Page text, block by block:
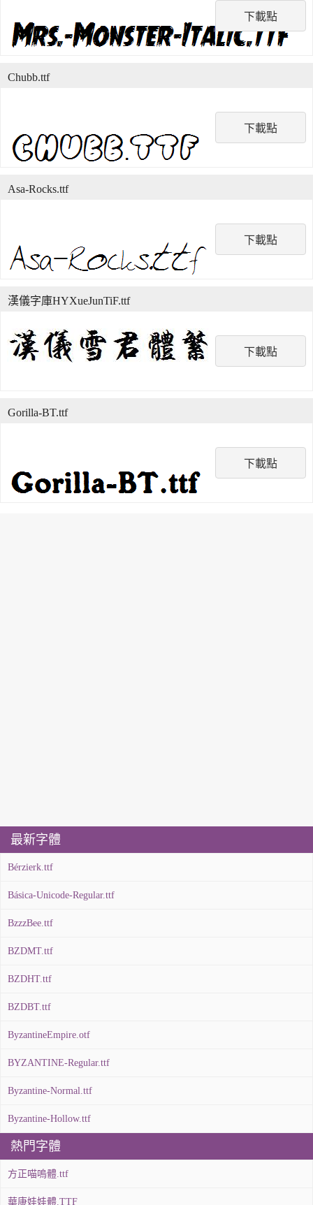
下載點
下載點
Chubb.ttf
下載點
Asa-Rocks.ttf
下載點
漢儀字庫HYXueJunTiF.ttf
下載點
Gorilla-BT.ttf
最新字體
Bérzierk.ttf
Básica-Unicode-Regular.ttf
BzzzBee.ttf
BZDMT.ttf
BZDHT.ttf
BZDBT.ttf
ByzantineEmpire.otf
BYZANTINE-Regular.ttf
Byzantine-Normal.ttf
Byzantine-Hollow.ttf
熱門字體
方正喵嗚體.ttf
華康娃娃體.TTF